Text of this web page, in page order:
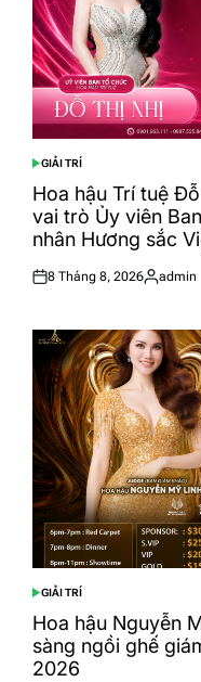
POSTED
IN
GIẢI TRÍ
Hoa hậu Trí tuệ
vai trò Ủy viên
nhân Hương sắc
Posted
8 Tháng 8, 2026
Posted
admin
POSTED
IN
GIẢI TRÍ
Hoa hậu Nguyễn
sàng ngồi ghế
2026